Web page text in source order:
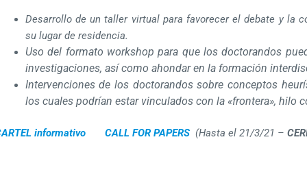
Desarrollo de un taller virtual para favorecer el debate y la
su lugar de residencia.
Uso del formato workshop para que los doctorandos
investigaciones, así como ahondar en la formación
Intervenciones de los doctorandos sobre conceptos
los cuales podrían estar vinculados con la «frontera», hilo
informativo CALL FOR PAPERS (Hasta el 21/3/21 –